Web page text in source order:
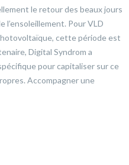
le retour des beaux jours
Pour VLD
cette période est
Digital Syndrom a
pour capitaliser sur ce
Accompagner une